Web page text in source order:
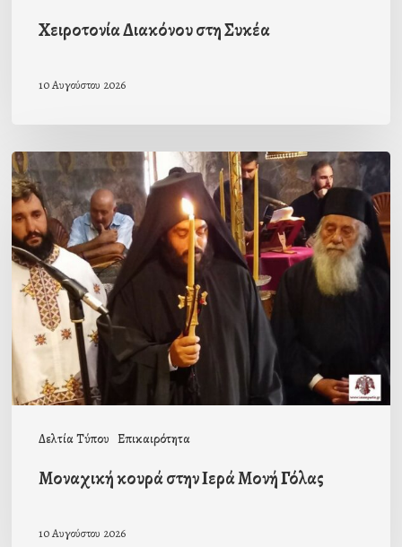
Χειροτονία Διακόνου στη Συκέα
10 Αυγούστου 2026
Δελτία Τύπου Επικαιρότητα
Μοναχική
κουρά
στην
Ιερά
Μονή
Γόλας
Μοναχική κουρά στην Ιερά Μονή Γόλας
10 Αυγούστου 2026